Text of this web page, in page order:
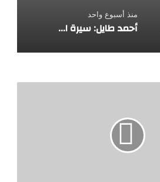
منذ أسبوع واحد
أحمد طايل: سيرة الإبداع ومسارات الوعي